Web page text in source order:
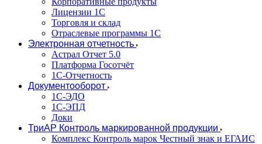
Лицензии 1С
Торговля и склад
Отраслевые программы 1С
Электронная отчетность
Астрал Отчет 5.0
Платформа Госотчёт
1С-Отчетность
Документооборот
1С-ЭДО
1С-ЭПД
Доки
ТриАР Контроль маркированной продукции
Комплекс Контроль марок Честный знак и ЕГАИС